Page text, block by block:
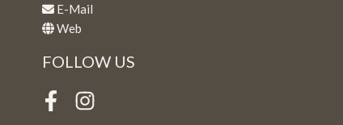
E-Mail
Web
FOLLOW US
FacebookInstagram